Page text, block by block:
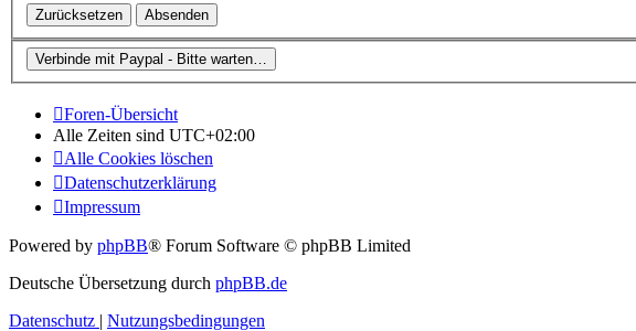
Foren-Übersicht
Alle Zeiten sind UTC+02:00
Alle Cookies löschen
Datenschutzerklärung
Impressum
Powered by phpBB® Forum Software © phpBB Limited
Deutsche Übersetzung durch phpBB.de
Datenschutz
Nutzungsbedingungen